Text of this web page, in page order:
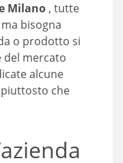
Milano , tutte
bisogna
o prodotto si
del mercato
alcune
che